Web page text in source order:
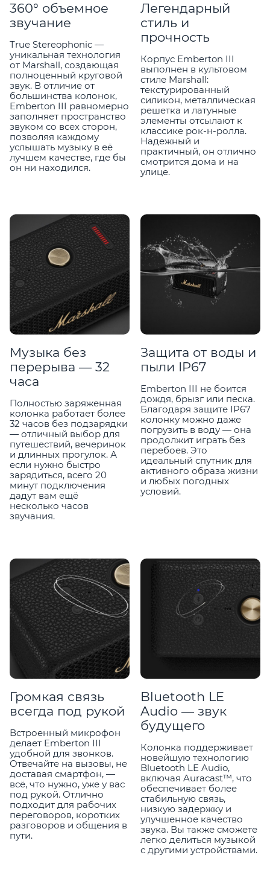
360° объемное
звучание
True Stereophonic —
уникальная технология
от Marshall, создающая
полноценный круговой
звук. В отличие от
большинства колонок,
Emberton III равномерно
заполняет пространство
звуком со всех сторон,
позволяя каждому
услышать музыку в её
лучшем качестве, где бы
он ни находился.
Легендарный
стиль и
прочность
Корпус Emberton III
выполнен в культовом
стиле Marshall:
текстурированный
силикон, металлическая
решетка и латунные
элементы отсылают к
классике рок-н-ролла.
Надежный и
практичный, он отлично
смотрится дома и на
улице.
Музыка без
перерыва — 32
часа
Полностью заряженная
колонка работает более
32 часов без подзарядки
— отличный выбор для
путешествий, вечеринок
и длинных прогулок. А
если нужно быстро
зарядиться, всего 20
минут подключения
дадут вам ещё
несколько часов
звучания.
Защита от воды и
пыли IP67
Emberton III не боится
дождя, брызг или песка.
Благодаря защите IP67
колонку можно даже
погрузить в воду — она
продолжит играть без
перебоев. Это
идеальный спутник для
активного образа жизни
и любых погодных
условий.
Громкая связь
всегда под рукой
Встроенный микрофон
делает Emberton III
удобной для звонков.
Отвечайте на вызовы, не
доставая смартфон, —
всё, что нужно, уже у вас
под рукой. Отлично
подходит для рабочих
переговоров, коротких
разговоров и общения в
пути.
Bluetooth LE
Audio — звук
будущего
Колонка поддерживает
новейшую технологию
Bluetooth LE Audio,
включая Auracast™, что
обеспечивает более
стабильную связь,
низкую задержку и
улучшенное качество
звука. Вы также сможете
легко делиться музыкой
с другими устройствами.